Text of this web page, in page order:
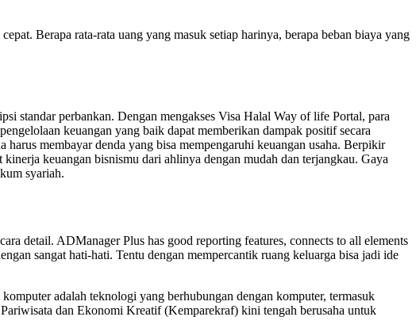
Berapa rata-rata uang yang masuk setiap harinya, berapa beban biaya yang
standar perbankan. Dengan mengakses Visa Halal Way of life Portal, para
keuangan yang baik dapat memberikan dampak positif secara
membayar denda yang bisa mempengaruhi keuangan usaha. Berpikir
keuangan bisnismu dari ahlinya dengan mudah dan terjangkau. Gaya
syariah.
detail. ADManager Plus has good reporting features, connects to all elements
sangat hati-hati. Tentu dengan mempercantik ruang keluarga bisa jadi ide
adalah teknologi yang berhubungan dengan komputer, termasuk
dan Ekonomi Kreatif (Kemparekraf) kini tengah berusaha untuk